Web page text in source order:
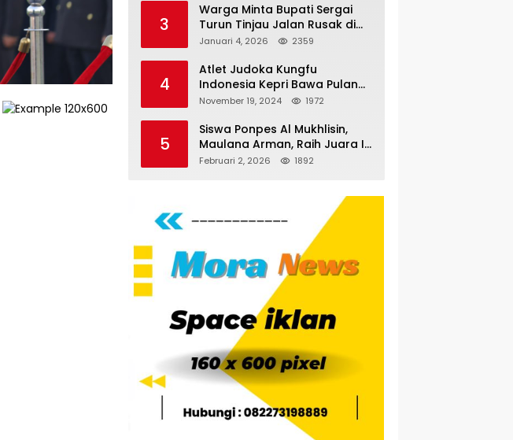
Kantor Hukum JAP
Pertanyakan Kinerja Polresta
Tanjungpinang
3
Warga Minta Bupati Sergai
Turun Tinjau Jalan Rusak di
Dusun 4 Desa Sei Periuk
Januari 4, 2026 2359
4
Atlet Judoka Kungfu
Indonesia Kepri Bawa Pulang
11 Medali Pra Fornas bogor, 3
November 19, 2024 1972
5
Siswa Ponpes Al Mukhlisin,
Maulana Arman, Raih Juara I
Taekwondo Junior Putra di
Februari 2, 2026 1892